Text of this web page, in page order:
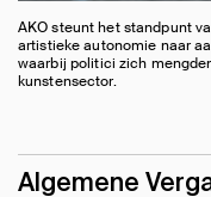
AKO steunt het standpunt
artistieke autonomie naar
waarbij politici zich
kunstensector.
Algemene